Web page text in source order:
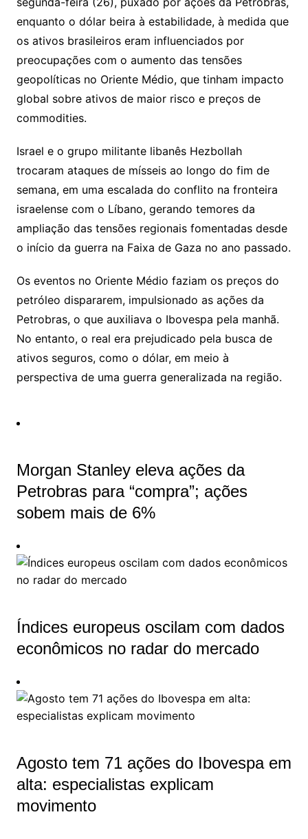
Li
n
k
A
p
p
a
m
dI
n
e
Cl
s
m
e
n
s
a
g
e
o
k.
c
o
m
p
e
o
o
M
ai
l
a
d
s
l
e
enquanto o dólar beira à estabilidade, à medida que
os ativos brasileiros eram influenciados por
preocupações com o aumento das tensões
geopolíticas no Oriente Médio, que tinham impacto
global sobre ativos de maior risco e preços de
commodities.
Israel e o grupo militante libanês Hezbollah
trocaram ataques de mísseis ao longo do fim de
semana, em uma escalada do conflito na fronteira
israelense com o Líbano, gerando temores da
ampliação das tensões regionais fomentadas desde
o início da guerra na Faixa de Gaza no ano passado.
Os eventos no Oriente Médio faziam os preços do
petróleo dispararem, impulsionado as ações da
Petrobras, o que auxiliava o Ibovespa pela manhã.
No entanto, o real era prejudicado pela busca de
ativos seguros, como o dólar, em meio à
perspectiva de uma guerra generalizada na região.
Morgan Stanley eleva ações da
Petrobras para “compra”; ações
sobem mais de 6%
Índices europeus oscilam com dados
econômicos no radar do mercado
Agosto tem 71 ações do Ibovespa em
alta: especialistas explicam
movimento